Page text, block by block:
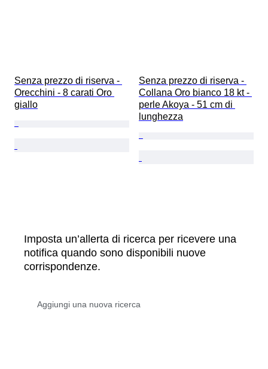
Senza prezzo di riserva -
Orecchini - 8 carati Oro
giallo
Senza prezzo di riserva -
Collana Oro bianco 18 kt -
perle Akoya - 51 cm di
lunghezza
Imposta un’allerta di ricerca per ricevere una
notifica quando sono disponibili nuove
corrispondenze.